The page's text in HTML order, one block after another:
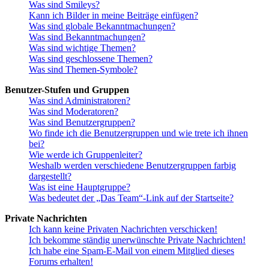
Was sind Smileys?
Kann ich Bilder in meine Beiträge einfügen?
Was sind globale Bekanntmachungen?
Was sind Bekanntmachungen?
Was sind wichtige Themen?
Was sind geschlossene Themen?
Was sind Themen-Symbole?
Benutzer-Stufen und Gruppen
Was sind Administratoren?
Was sind Moderatoren?
Was sind Benutzergruppen?
Wo finde ich die Benutzergruppen und wie trete ich ihnen
bei?
Wie werde ich Gruppenleiter?
Weshalb werden verschiedene Benutzergruppen farbig
dargestellt?
Was ist eine Hauptgruppe?
Was bedeutet der „Das Team“-Link auf der Startseite?
Private Nachrichten
Ich kann keine Privaten Nachrichten verschicken!
Ich bekomme ständig unerwünschte Private Nachrichten!
Ich habe eine Spam-E-Mail von einem Mitglied dieses
Forums erhalten!